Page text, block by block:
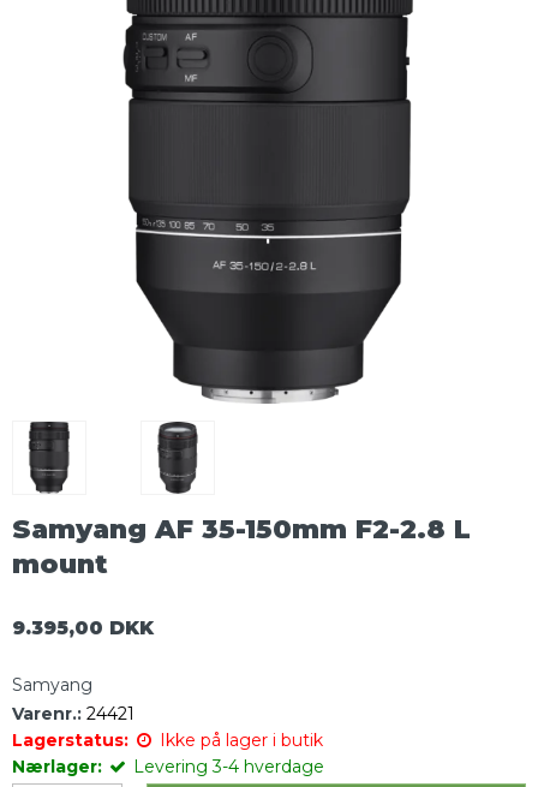
Samyang AF 35-150mm F2-2.8 L
mount
9.395,00 DKK
Samyang
Varenr.: 24421
Lagerstatus:
Ikke på lager i butik
Nærlager:
Levering 3-4 hverdage